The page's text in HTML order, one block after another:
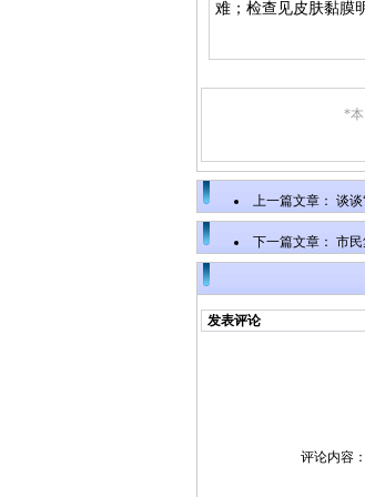
难；检查见皮肤黏膜
*本
上一篇文章： 谈谈
下一篇文章： 市
发表评论
评论内容：